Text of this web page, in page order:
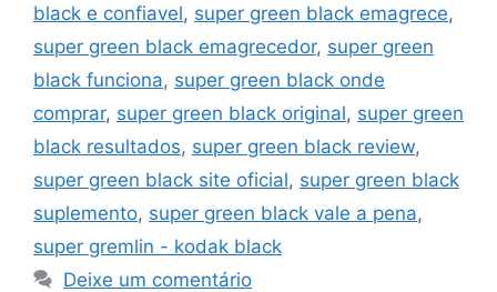
black e confiavel, super green black emagrece,
super green black emagrecedor, super green
black funciona, super green black onde
comprar, super green black original, super green
black resultados, super green black review,
super green black site oficial, super green black
suplemento, super green black vale a pena,
super gremlin - kodak black
Deixe um comentário